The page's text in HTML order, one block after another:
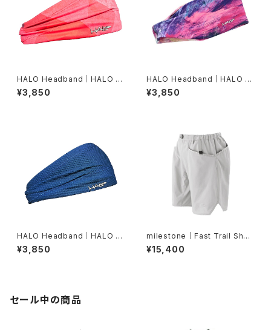
HALO Headband｜HALO バ
ンディット JP（Vinst）
¥3,850
HALO Headband｜HALO バ
ンディット JP（dusk）
¥3,850
HALO Headband｜HALO バ
ンディット JP（Air Abyss Blu
e）
¥3,850
milestone｜Fast Trail Shor
ts（グレーシャーシルバー）
¥15,400
セール中の商品